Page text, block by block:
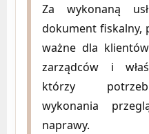
Za wykonaną
dokument fiskalny,
ważne dla
zarządców i
którzy
wykonania
naprawy.